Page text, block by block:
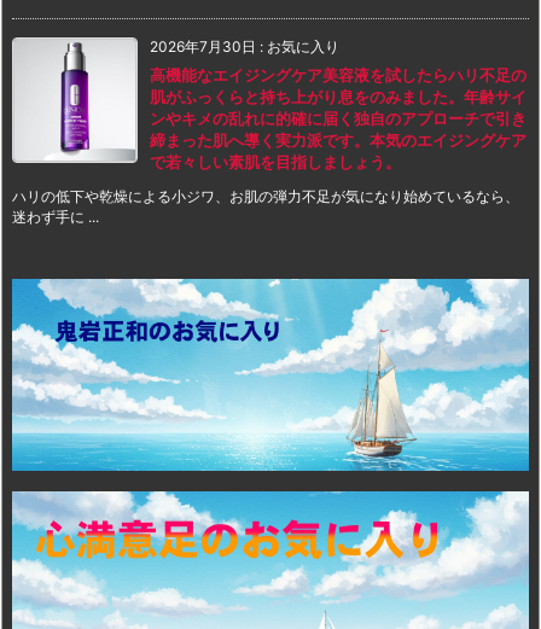
2026年7月30日 : お気に入り
高機能なエイジングケア美容液を試したらハリ不足の
肌がふっくらと持ち上がり息をのみました。年齢サイ
ンやキメの乱れに的確に届く独自のアプローチで引き
締まった肌へ導く実力派です。本気のエイジングケア
で若々しい素肌を目指しましょう。
ハリの低下や乾燥による小ジワ、お肌の弾力不足が気になり始めているなら、
迷わず手に ...